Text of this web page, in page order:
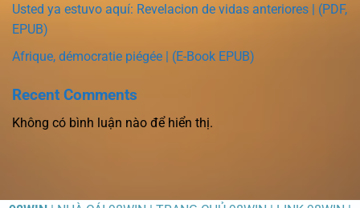
Usted ya estuvo aquí: Revelacion de vidas anteriores | (PDF,
EPUB)
Afrique, démocratie piégée | (E-Book EPUB)
Recent Comments
Không có bình luận nào để hiển thị.